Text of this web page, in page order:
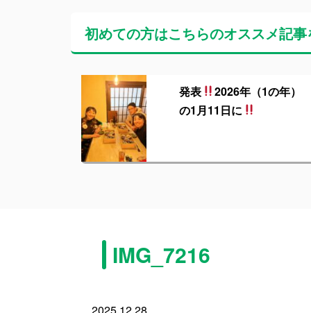
初めての方はこちらのオススメ記
発表
2026年（1の年）
の1月11日に
IMG_7216
2025.12.28